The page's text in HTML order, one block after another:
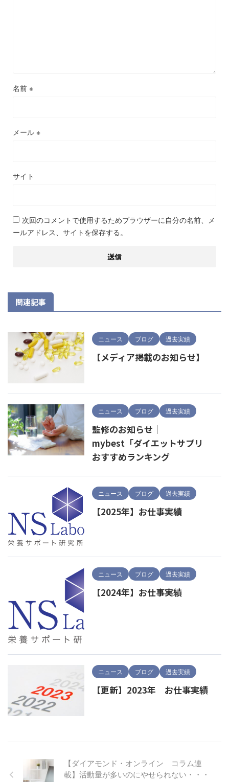
名前 ※
メール ※
サイト
次回のコメントで使用するためブラウザーに自分の名前、メ
ールアドレス、サイトを保存する。
関連記事
ニュース ブログ 過去実績
【メディア掲載のお知らせ】
ニュース ブログ 過去実績
監修のお知らせ｜
mybest「ダイエットサプリ
おすすめランキング
ニュース ブログ 過去実績
【2025年】お仕事実績
ニュース ブログ 過去実績
【2024年】お仕事実績
ニュース ブログ 過去実績
【更新】2023年 お仕事実績
【ダイアモンド・オンライン コラム連
載】活動量が多いのにやせられない・・・